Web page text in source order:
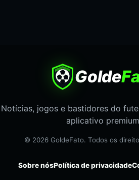
Golde
Notícias, jogos e bastidores do
aplicativo
© 2026 GoldeFato. Todos os
Sobre nósPolítica de privacidade